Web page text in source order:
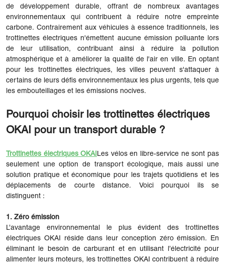
de développement durable, offrant de nombreux avantages
environnementaux qui contribuent à réduire notre empreinte
carbone. Contrairement aux véhicules à essence traditionnels, les
trottinettes électriques n'émettent aucune émission polluante lors
de leur utilisation, contribuant ainsi à réduire la pollution
atmosphérique et à améliorer la qualité de l'air en ville. En optant
pour les trottinettes électriques, les villes peuvent s'attaquer à
certains de leurs défis environnementaux les plus urgents, tels que
les embouteillages et les émissions nocives.
Pourquoi choisir les trottinettes électriques
OKAI pour un transport durable ?
Trottinettes électriques OKAI Les vélos en libre-service ne sont pas
seulement une option de transport écologique, mais aussi une
solution pratique et économique pour les trajets quotidiens et les
déplacements de courte distance. Voici pourquoi ils se
distinguent :
1. Zéro émission
L’avantage environnemental le plus évident des trottinettes
électriques OKAI réside dans leur conception zéro émission. En
éliminant le besoin de carburant et en utilisant l’électricité pour
alimenter leurs moteurs, les trottinettes OKAI contribuent à réduire